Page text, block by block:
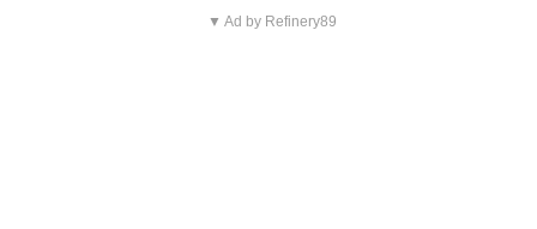
▼ Ad by Refinery89